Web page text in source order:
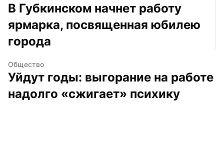
В Губкинском начнет работу
ярмарка, посвященная юбилею
города
Общество
Уйдут годы: выгорание на работе
надолго «сжигает» психику